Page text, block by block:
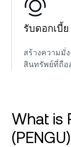
รับดอกเบี้ย
สร้างความมั่
สินทรัพย์ที่ถือ
What is